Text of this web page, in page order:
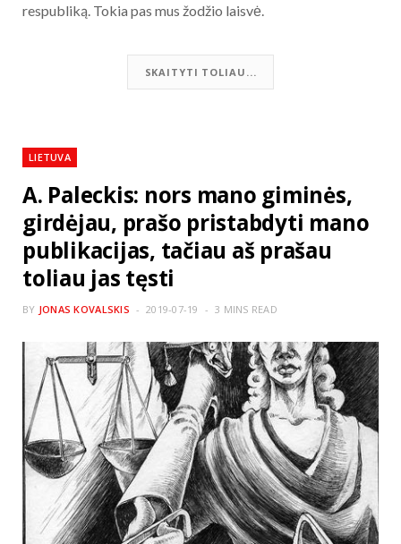
respubliką. Tokia pas mus žodžio laisvė.
SKAITYTI TOLIAU...
LIETUVA
A. Paleckis: nors mano giminės,
girdėjau, prašo pristabdyti mano
publikacijas, tačiau aš prašau
toliau jas tęsti
BY JONAS KOVALSKIS 2019-07-19 3 MINS READ